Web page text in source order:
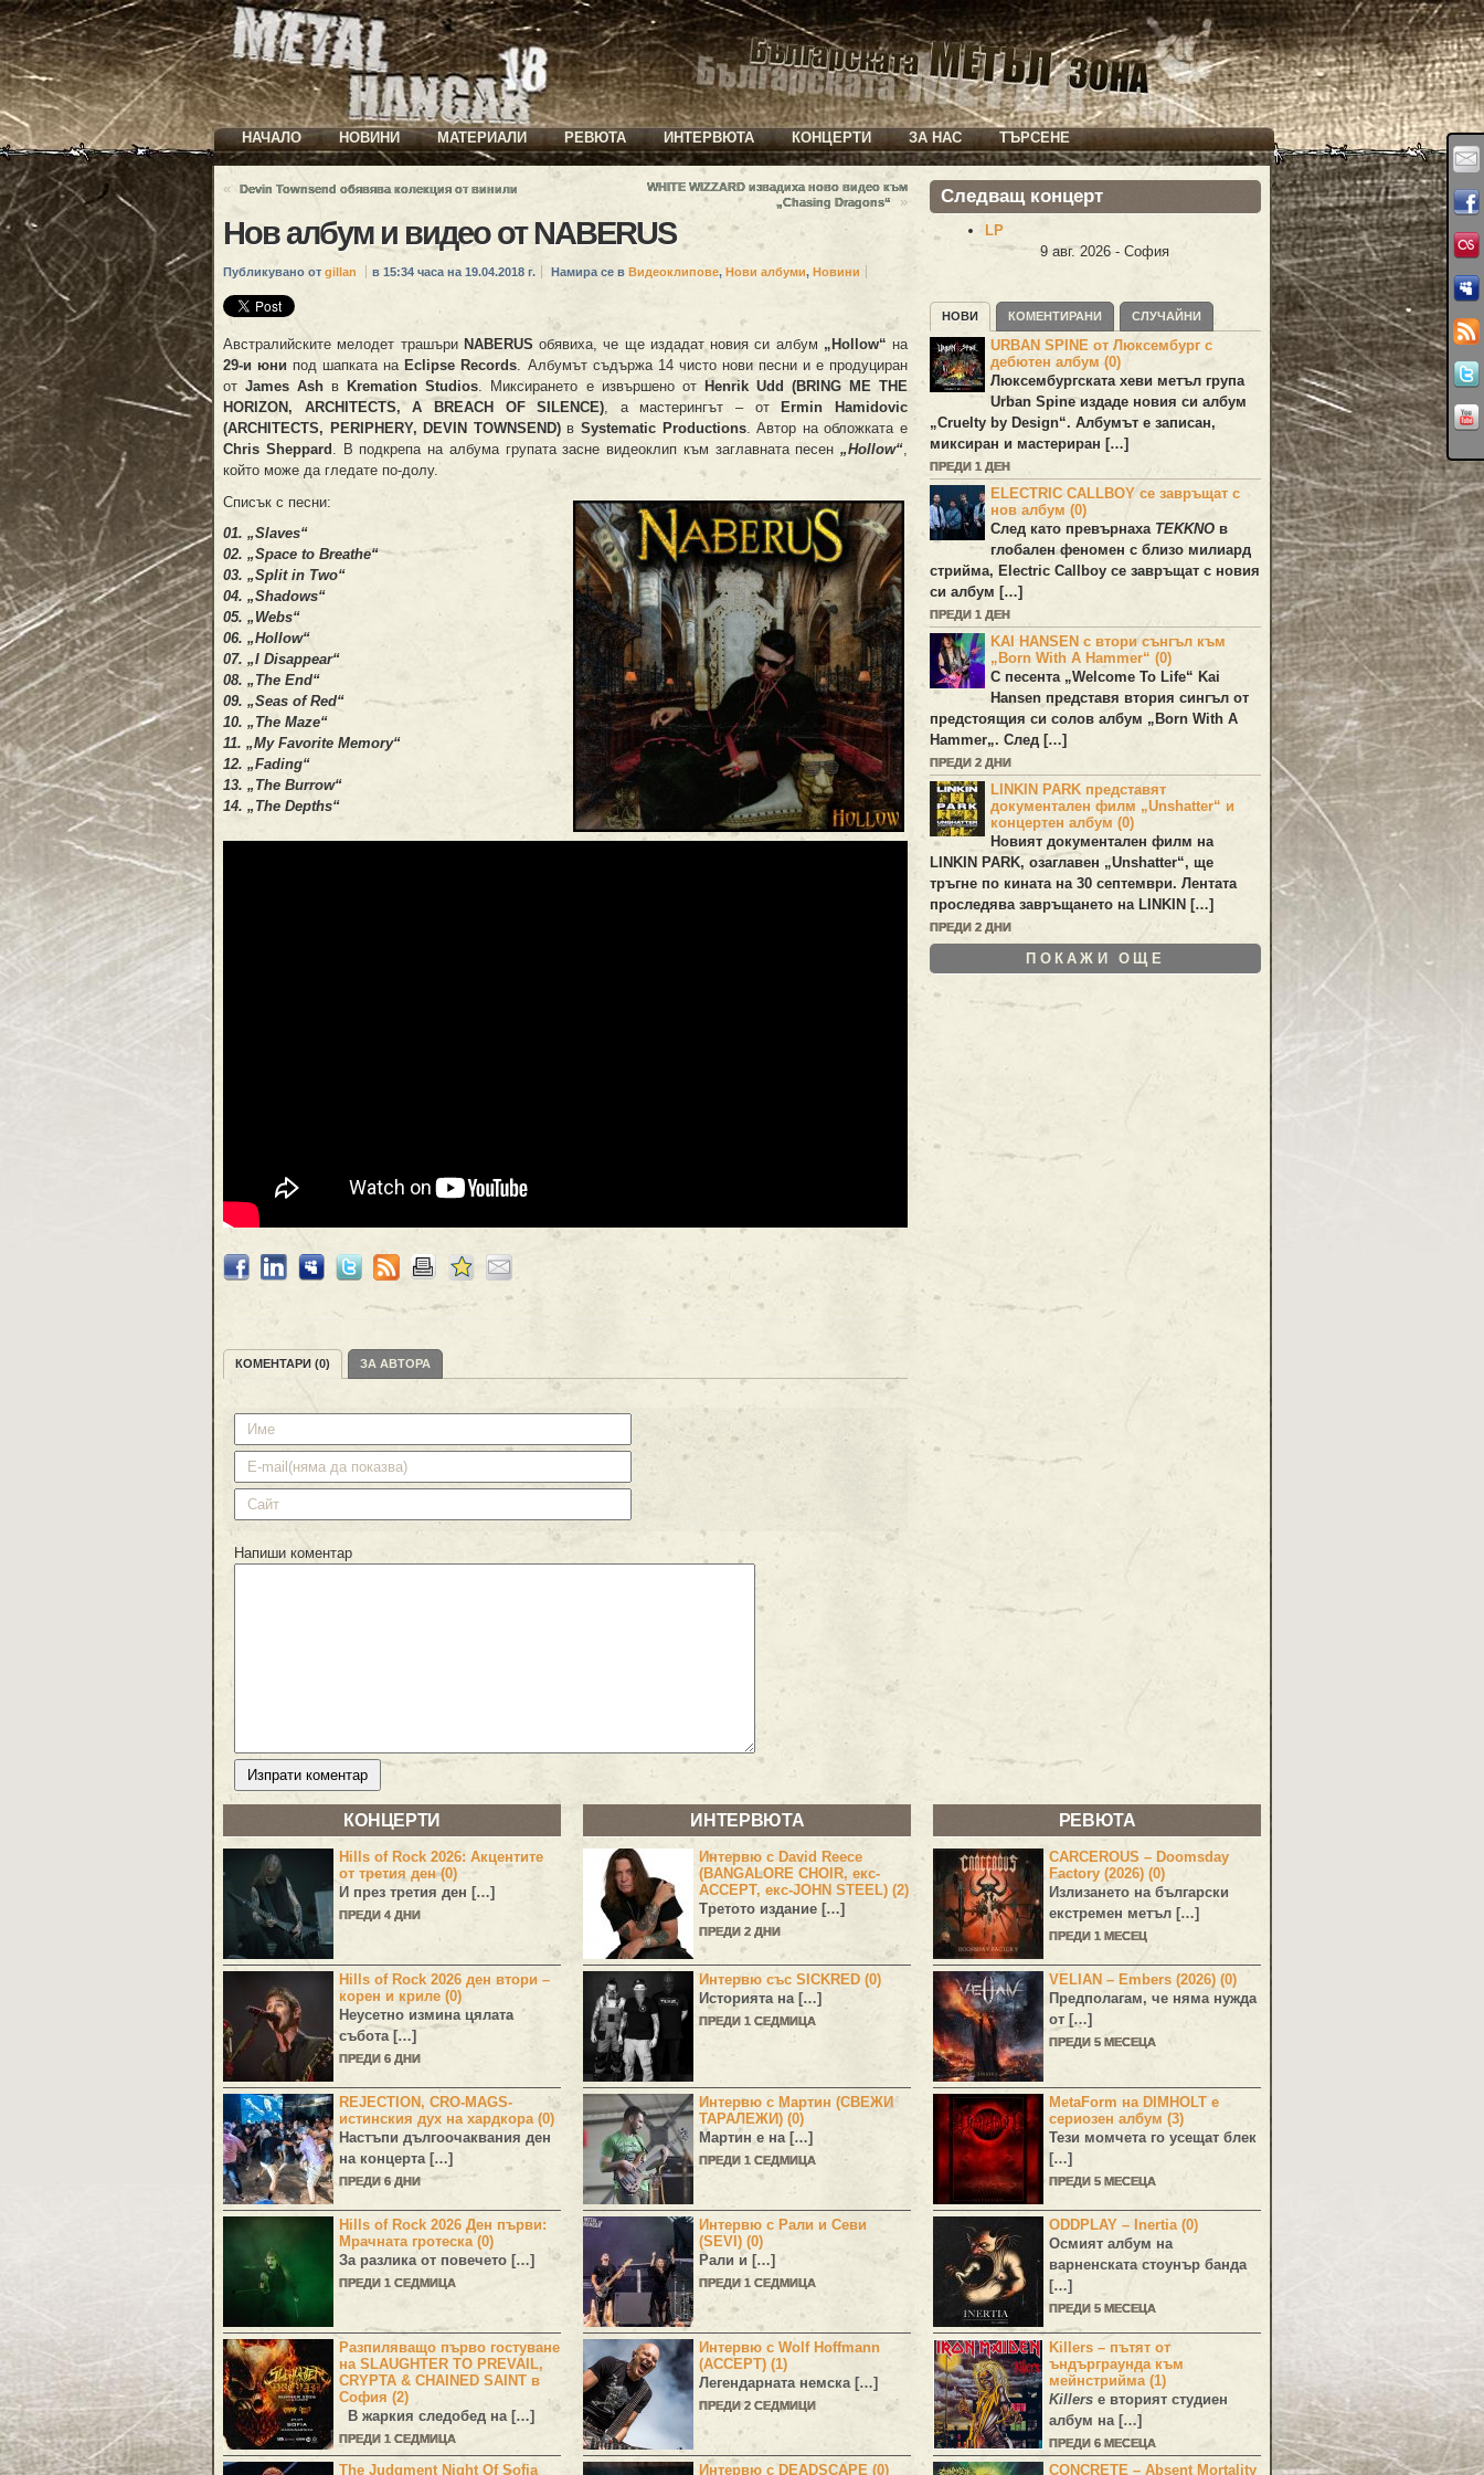
НАЧАЛО НОВИНИ МАТЕРИАЛИ РЕВЮТА ИНТЕРВЮТА КОНЦЕРТИ ЗА НАС ТЪРСЕНЕ
« Devin Townsend обявява колекция от винили
WHITE WIZZARD извадиха ново видео към
„Chasing Dragons“
»
Нов албум и видео от NABERUS
Публикувано от gillan в 15:34 часа на 19.04.2018 г. Намира се в Видеоклипове, Нови албуми, Новини
Австралийските мелодет трашъри NABERUS обявиха, че ще издадат новия си албум „Hollow“ на
29-и юни под шапката на Eclipse Records . Албумът съдържа 14 чисто нови песни и е продуциран
отJames Ash в Kremation Studios . Миксирането е извършено от Henrik Udd (BRING ME THE
HORIZON, ARCHITECTS, A BREACH OF SILENCE) , а мастерингът – от
Ermin Hamidovic
(ARCHITECTS, PERIPHERY, DEVIN TOWNSEND)вSystematic Productions. Автор на обложката е
Chris Sheppard
. В подкрепа на албума групата засне видеоклип към заглавната песен „Hollow“
който може да гледате по-долу.
Списък с песни:
01. „Slaves“
02. „Space to Breathe“
03. „Split in Two“
04. „Shadows“
05. „Webs“
06. „Hollow“
07. „I Disappear“
08. „The End“
09. „Seas of Red“
10. „The Maze“
11. „My Favorite Memory“
12. „Fading“
13. „The Burrow“
14. „The Depths“
КОМЕНТАРИ (0) ЗА АВТОРА
Напиши коментар
Следващ концерт
LP
9 авг. 2026 - София
НОВИ КОМЕНТИРАНИ СЛУЧАЙНИ
URBAN SPINE от Люксембург с
дебютен албум (0)
Люксембургската хеви метъл група
Urban Spineиздаде новия си албум
„Cruelty by Design“. Албумът е записан,
миксиран и мастериран […]
ПРЕДИ 1 ДЕН
ELECTRIC CALLBOY се завръщат с
нов албум (0)
След като превърнаха TEKKNO в
глобален феномен с близо милиард
стрийма, Electric Callboy се завръщат с новия
си албум […]
ПРЕДИ 1 ДЕН
KAI HANSEN с втори сънгъл към
„Born With A Hammer“ (0)
С песента „Welcome To Life“ Kai
Hansen представя втория сингъл от
предстоящия си солов албум „ Born With A
Hammer„. След […]
ПРЕДИ 2 ДНИ
LINKIN PARK представят
документален филм „Unshatter“ и
концертен албум (0)
Новият документален филм на
LINKIN PARK, озаглавен „Unshatter“, ще
тръгне по кината на 30 септември. Лентата
проследява завръщането наLINKIN […]
ПРЕДИ 2 ДНИ
ПОКАЖИ ОЩЕ
КОНЦЕРТИ
Hills of Rock 2026: Акцентите
от третия ден (0)
И през третия ден […]
ПРЕДИ 4 ДНИ
Hills of Rock 2026 ден втори –
корен и криле (0)
Неусетно измина цялата
събота […]
ПРЕДИ 6 ДНИ
REJECTION, CRO-MAGS-
истинския дух на хардкора (0)
Настъпи дългоочаквания ден
на концерта […]
ПРЕДИ 6 ДНИ
Hills of Rock 2026 Ден първи:
Мрачната гротеска (0)
За разлика от повечето […]
ПРЕДИ 1 СЕДМИЦА
Разпиляващо първо гостуване
на SLAUGHTER TO PREVAIL,
CRYPTA & CHAINED SAINT в
София (2)
В жаркия следобед на […]
ПРЕДИ 1 СЕДМИЦА
The Judgment Night Of Sofia
ИНТЕРВЮТА
Интервю с David Reece
(BANGALORE CHOIR, екс-
ACCEPT, екс-JOHN STEEL) (2)
Третото издание […]
ПРЕДИ 2 ДНИ
Интервю със SICKRED (0)
Историята на […]
ПРЕДИ 1 СЕДМИЦА
Интервю с Мартин (СВЕЖИ
ТАРАЛЕЖИ) (0)
Мартин е на […]
ПРЕДИ 1 СЕДМИЦА
Интервю с Рали и Севи
(SEVI) (0)
Рали и […]
ПРЕДИ 1 СЕДМИЦА
Интервю с Wolf Hoffmann
(ACCEPT) (1)
Легендарната немска […]
ПРЕДИ 2 СЕДМИЦИ
Интервю с DEADSCAPE (0)
РЕВЮТА
CARCEROUS – Doomsday
Factory (2026) (0)
Излизането на български
екстремен метъл […]
ПРЕДИ 1 МЕСЕЦ
VELIAN – Embers (2026) (0)
Предполагам, че няма нужда
от […]
ПРЕДИ 5 МЕСЕЦА
MetaForm на DIMHOLT е
сериозен албум (3)
Тези момчета го усещат блек
[…]
ПРЕДИ 5 МЕСЕЦА
ODDPLAY – Inertia (0)
Осмият албум на
варненската стоунър банда
[…]
ПРЕДИ 5 МЕСЕЦА
Killers – пътят от
ъндърграунда към
мейнстрийма (1)
Killers е вторият студиен
албум на […]
ПРЕДИ 6 МЕСЕЦА
CONCRETE – Absent Mortality